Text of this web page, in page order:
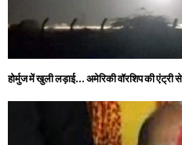
होर्मुज में खुली लड़ाई… अमेरिकी वॉरशिप की एंट्री